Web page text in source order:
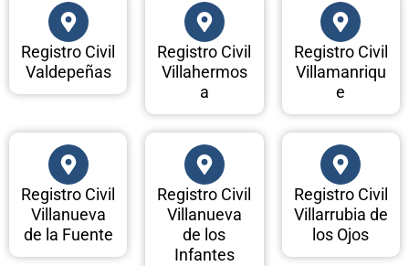
Registro Civil
Valdepeñas
Registro Civil
Villahermos
a
Registro Civil
Villamanriqu
e
Registro Civil
Villanueva
de la Fuente
Registro Civil
Villanueva
de los
Infantes
Registro Civil
Villarrubia de
los Ojos